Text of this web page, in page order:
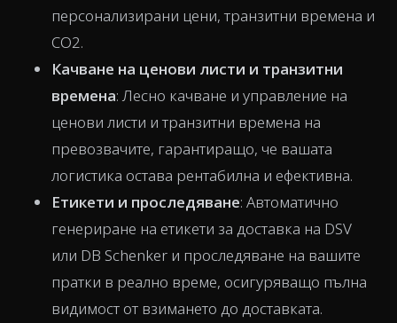
персонализирани цени, транзитни времена и
CO2.
Качване на ценови листи и транзитни
времена: Лесно качване и управление на
ценови листи и транзитни времена на
превозвачите, гарантиращо, че вашата
логистика остава рентабилна и ефективна.
Етикети и проследяване: Автоматично
генериране на етикети за доставка на DSV
или DB Schenker и проследяване на вашите
пратки в реално време, осигуряващо пълна
видимост от взимането до доставката.